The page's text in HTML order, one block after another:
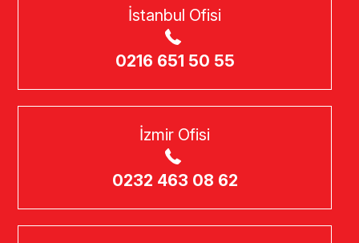
İstanbul Ofisi
0216 651 50 55
İzmir Ofisi
0232 463 08 62